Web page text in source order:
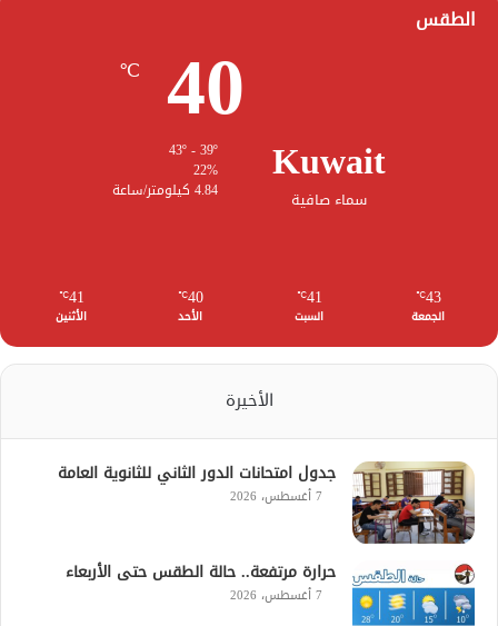
الطقس
Kuwait
سماء صافية
40
℃
22%
4.84 كيلومتر/ساعة
43
℃
الجمعة
41
℃
السبت
40
℃
الأحد
41
℃
الأثنين
الأخيرة
جدول امتحانات الدور الثاني للثانوية العامة
7 أغسطس، 2026
حرارة مرتفعة.. حالة الطقس حتى الأربعاء
7 أغسطس، 2026